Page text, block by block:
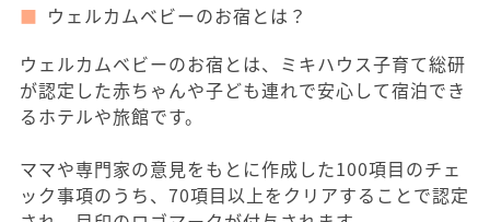
ウェルカムベビーのお宿とは？
ウェルカムベビーのお宿とは、ミキハウス子育て総研
が認定した赤ちゃんや子ども連れで安心して宿泊でき
るホテルや旅館です。
ママや専門家の意見をもとに作成した100項目のチェ
ック事項のうち、70項目以上をクリアすることで認定